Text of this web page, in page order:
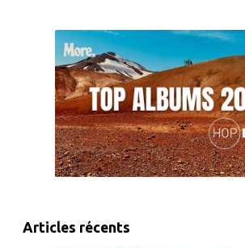
Articles récents